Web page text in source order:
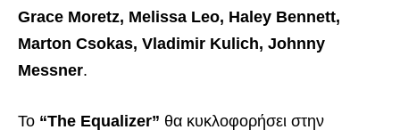
Grace Moretz, Melissa Leo, Haley Bennett,
Marton Csokas, Vladimir Kulich, Johnny
Messner.
Το “The Equalizer” θα κυκλοφορήσει στην